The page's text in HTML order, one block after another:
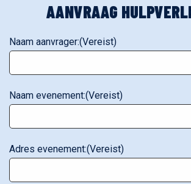
AANVRAAG
Naam aanvrager:(Vereist)
Naam evenement:(Vereist)
Adres evenement:(Vereist)